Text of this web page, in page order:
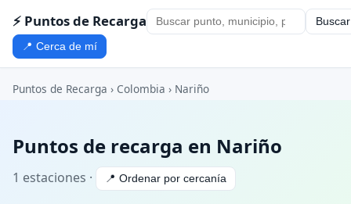
⚡ Puntos de Recarga Buscar
📍 Cerca de mí
Puntos de Recarga › Colombia › Nariño
Puntos de recarga en Nariño
1 estaciones · 📍 Ordenar por cercanía